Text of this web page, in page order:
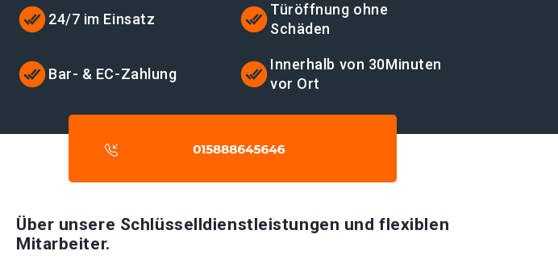
24/7 im Einsatz
Türöffnung ohne
Schäden
Bar- & EC-Zahlung
Innerhalb von 30Minuten
vor Ort
Über unsere Schlüsselldienstleistungen und flexiblen
Mitarbeiter.